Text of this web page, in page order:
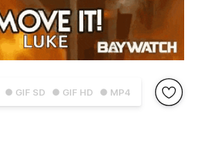
● GIF SD ● GIF HD ● MP4